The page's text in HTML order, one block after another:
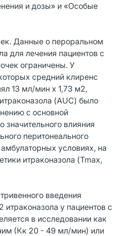
и дозы» и «Особые
Данные о пероральном
для лечения пациентов с
ограничены. У
средний клиренс
13 мл/мин х 1,73 м2,
(AUC) было
с основной
значительного влияния
перитонеального
условиях, на
итраконазола (Tmax,
введения
итраконазола у пациентов с
в исследовании как
(Кк 20 - 49 мл/мин) или